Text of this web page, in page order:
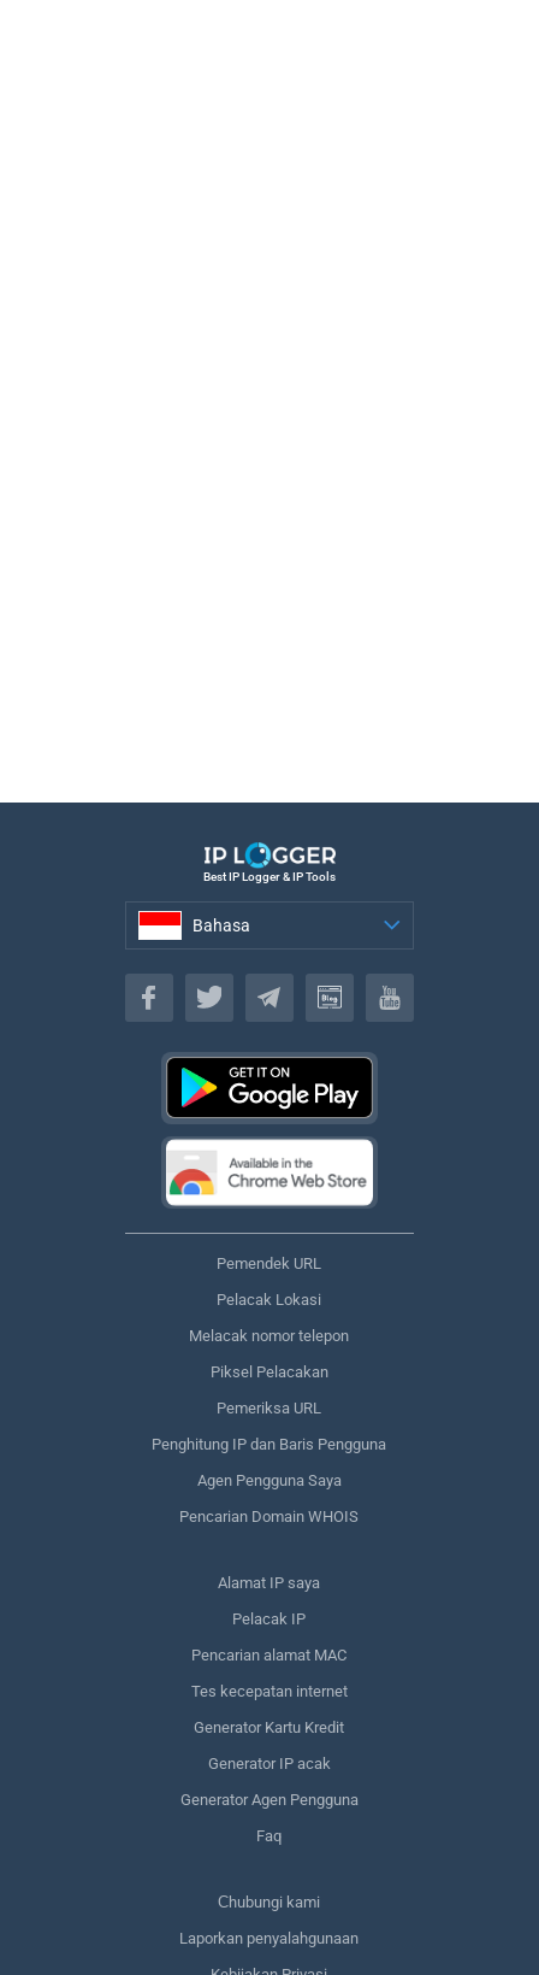
Best IP Logger & IP Tools
Bahasa
Bahasa
Pemendek URL
Pelacak Lokasi
Melacak nomor telepon
Piksel Pelacakan
Pemeriksa URL
Penghitung IP dan Baris Pengguna
Agen Pengguna Saya
Pencarian Domain WHOIS
Alamat IP saya
Pelacak IP
Pencarian alamat MAC
Tes kecepatan internet
Generator Kartu Kredit
Generator IP acak
Generator Agen Pengguna
Faq
Сhubungi kami
Laporkan penyalahgunaan